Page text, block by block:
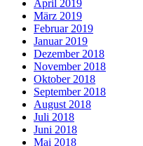
April 2019
März 2019
Februar 2019
Januar 2019
Dezember 2018
November 2018
Oktober 2018
September 2018
August 2018
Juli 2018
Juni 2018
Mai 2018